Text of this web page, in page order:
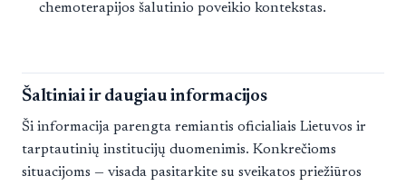
chemoterapijos šalutinio poveikio kontekstas.
Šaltiniai ir daugiau informacijos
Ši informacija parengta remiantis oficialiais Lietuvos ir
tarptautinių institucijų duomenimis. Konkrečioms
situacijoms — visada pasitarkite su sveikatos priežiūros